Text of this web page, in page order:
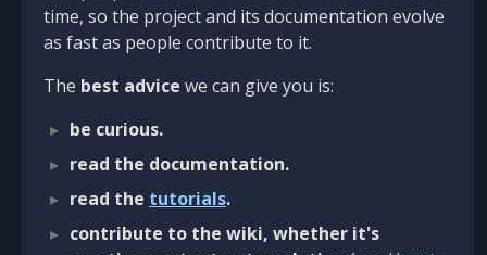
time, so the project and its documentation evolve
as fast as people contribute to it.
The best advice we can give you is:
be curious.
read the documentation.
read the tutorials.
contribute to the wiki, whether it's